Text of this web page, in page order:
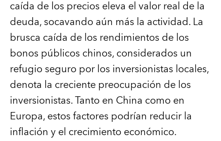
caída de los precios eleva el valor real de la
deuda, socavando aún más la actividad. La
brusca caída de los rendimientos de los
bonos públicos chinos, considerados un
refugio seguro por los inversionistas locales,
denota la creciente preocupación de los
inversionistas. Tanto en China como en
Europa, estos factores podrían reducir la
inflación y el crecimiento económico.